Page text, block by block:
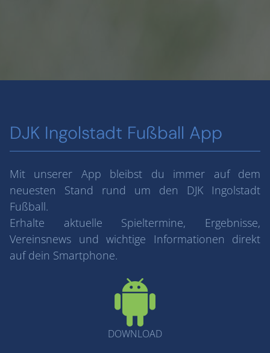
DJK Ingolstadt Fußball App
Mit unserer App bleibst du immer auf dem
neuesten Stand rund um den DJK Ingolstadt
Fußball.
Erhalte aktuelle Spieltermine, Ergebnisse,
Vereinsnews und wichtige Informationen direkt
auf dein Smartphone.
DOWNLOAD